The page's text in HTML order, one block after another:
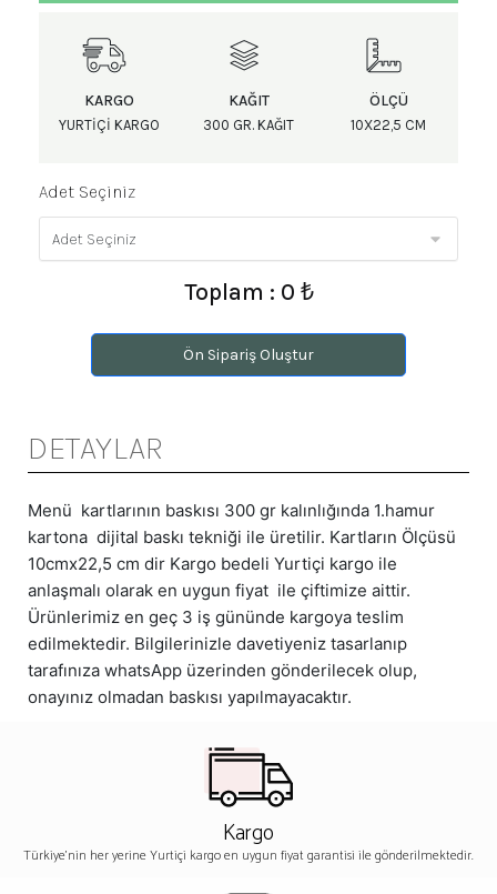
KARGO
YURTIÇI KARGO
KAĞIT
300 GR. KAĞIT
ÖLÇÜ
10X22,5 CM
Adet Seçiniz
Toplam : 0 ₺
Ön Sipariş Oluştur
DETAYLAR
Menü kartlarının baskısı 300 gr kalınlığında 1.hamur
kartona dijital baskı tekniği ile üretilir. Kartların Ölçüsü
10cmx22,5 cm dir Kargo bedeli Yurtiçi kargo ile
anlaşmalı olarak en uygun fiyat ile çiftimize aittir.
Ürünlerimiz en geç 3 iş gününde kargoya teslim
edilmektedir. Bilgilerinizle davetiyeniz tasarlanıp
tarafınıza whatsApp üzerinden gönderilecek olup,
onayınız olmadan baskısı yapılmayacaktır.
Kargo
Türkiye'nin her yerine Yurtiçi kargo en uygun fiyat garantisi ile gönderilmektedir.